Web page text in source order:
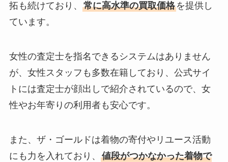
拓も続けており、 常に高水準の買取価格を提供し
ています。
女性の査定士を指名できるシステムはありません
が、女性スタッフも多数在籍しており、公式サイ
トには査定士が顔出しで紹介されているので、女
性やお年寄りの利用者も安心です。
また、ザ・ゴールドは着物の寄付やリユース活動
にも力を入れており、 値段がつかなかった着物で